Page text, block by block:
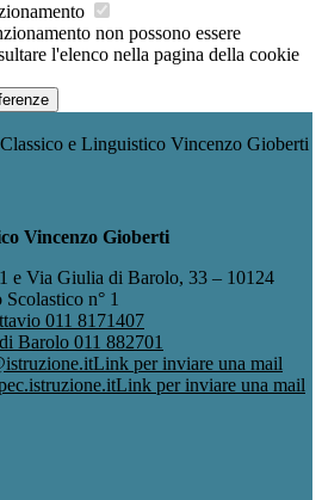
non possono essere
l'elenco nella pagina della cookie
e Linguistico Vincenzo Gioberti
Vincenzo Gioberti
e Via Giulia di Barolo, 33 – 10124
n° 1
011 8171407
Barolo 011 882701
Link per inviare una mail
Link per inviare una mail